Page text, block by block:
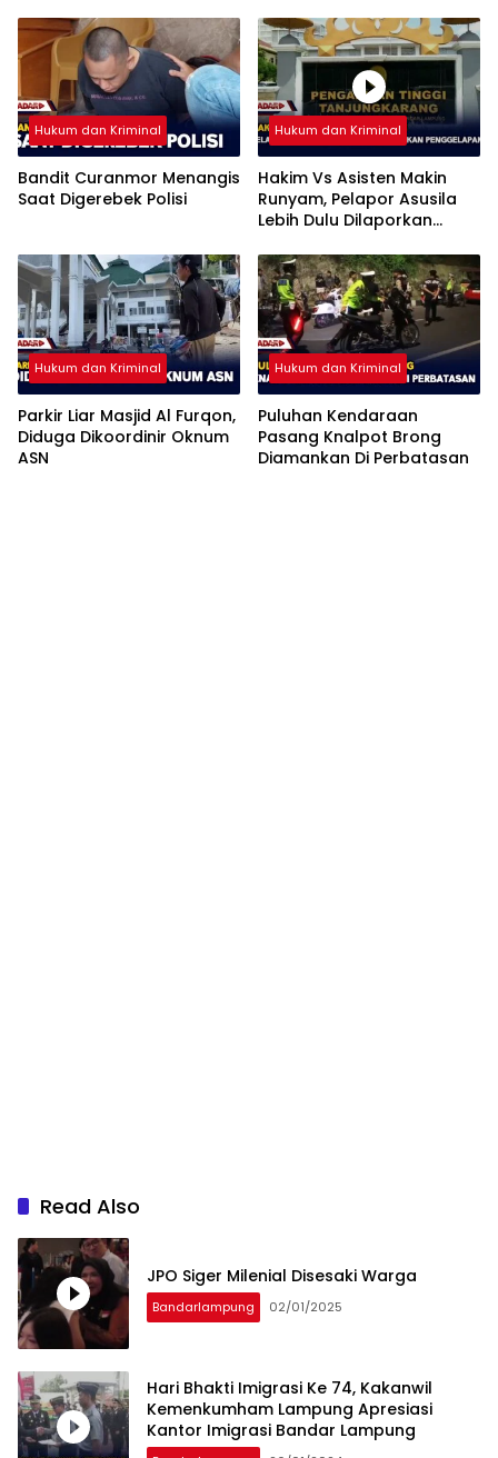
Hukum dan Kriminal
Bandit Curanmor Menangis
Saat Digerebek Polisi
Hukum dan Kriminal
Hakim Vs Asisten Makin
Runyam, Pelapor Asusila
Lebih Dulu Dilaporkan
Hukum dan Kriminal
Parkir Liar Masjid Al Furqon,
Diduga Dikoordinir Oknum
ASN
Hukum dan Kriminal
Puluhan Kendaraan
Pasang Knalpot Brong
Diamankan Di Perbatasan
Read Also
JPO Siger Milenial Disesaki Warga
Bandarlampung 02/01/2025
Hari Bhakti Imigrasi Ke 74, Kakanwil
Kemenkumham Lampung Apresiasi
Kantor Imigrasi Bandar Lampung